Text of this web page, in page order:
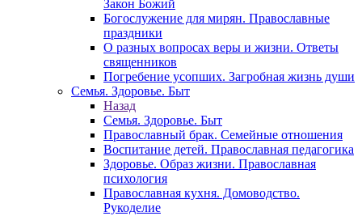
Закон Божий
Богослужение для мирян. Православные
праздники
О разных вопросах веры и жизни. Ответы
священников
Погребение усопших. Загробная жизнь души
Семья. Здоровье. Быт
Назад
Семья. Здоровье. Быт
Православный брак. Семейные отношения
Воспитание детей. Православная педагогика
Здоровье. Образ жизни. Православная
психология
Православная кухня. Домоводство.
Рукоделие